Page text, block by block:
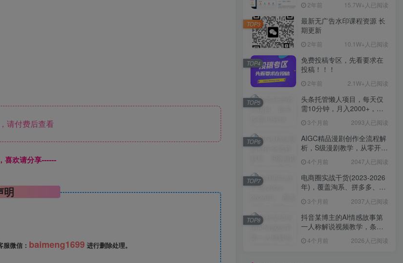
请付费后查看
喜欢请分享------
明
微信： baimeng1699 进行删除处理。
惠】2年前 15.7W+人已阅读
最新无广告水印课程资源 长
期更新
2年前 10.1W+人已阅读
TOP3
免费投稿专区，先看要求在
投稿！！！
2年前 2.1W+人已阅读
TOP4
头条托管懒人项目，每天仅
需10分钟，月入2000+，纯
【揭秘】
3个月前 2093人已阅读
TOP5
AIGC精品漫剧创作全流程解
析，S级漫剧教学，从零开始
4个月前 2047人已阅读
TOP6
电商圈实战干货(2023-2026
年)，覆盖淘系、拼多多、抖
电商人避开坑、提效率、稳
盈利(更新4月)
3个月前 2037人已阅读
TOP7
抖音某博主的AI情感故事第
一人称解说视频教学，条条
4个月前 2026人已阅读
TOP8